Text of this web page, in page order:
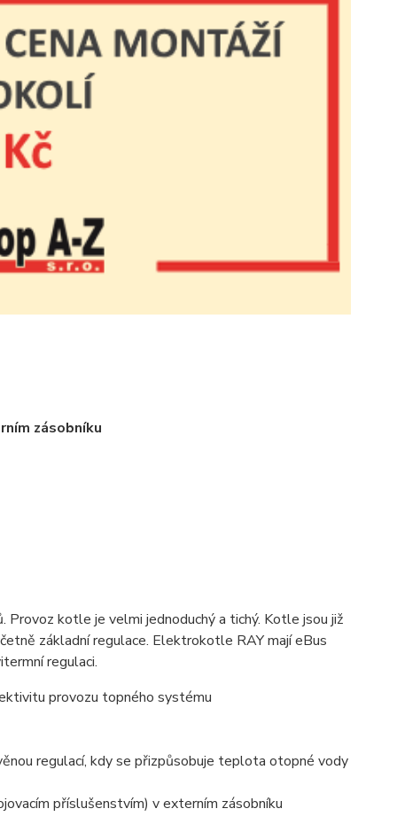
zásobníku
kotle je velmi jednoduchý a tichý. Kotle jsou již
základní regulace. Elektrokotle RAY mají eBus
regulaci.
provozu topného systému
regulací, kdy se přizpůsobuje teplota otopné vody
příslušenstvím) v externím zásobníku